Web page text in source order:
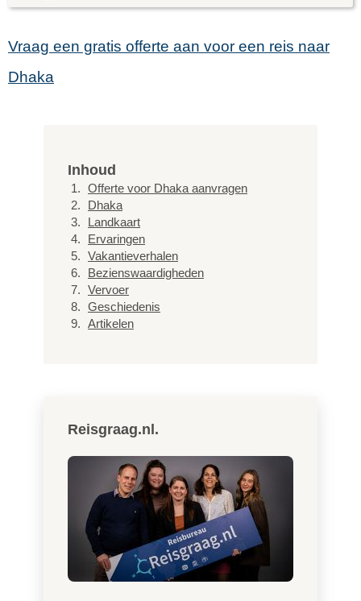
Vraag een gratis offerte aan voor een reis naar
Dhaka
Inhoud
Offerte voor Dhaka aanvragen
Dhaka
Landkaart
Ervaringen
Vakantieverhalen
Bezienswaardigheden
Vervoer
Geschiedenis
Artikelen
Reisgraag.nl.